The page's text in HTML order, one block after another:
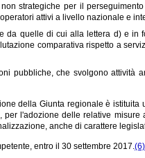
strategiche per il
attivi a livello nazionale e
quelle di cui alla lettera d) e in
comparativa rispetto a
pubbliche, che svolgono attività
della Giunta regionale è istituita
, per l'adozione delle relative misure
anche di carattere
entro il 30 settembre 2017.(6)